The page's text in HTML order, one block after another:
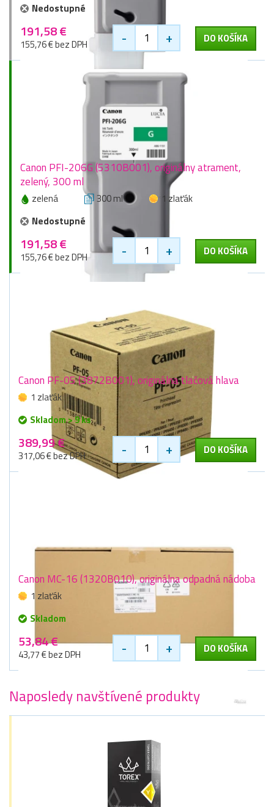
Nedostupné
191,58 €
155,76 € bez DPH - + DO KOŠÍKA
Canon PFI-206G (5310B001), originálny atrament,
zelený, 300 ml
zelená 300 ml
1 zlaťák
Nedostupné
191,58 €
155,76 € bez DPH - + DO KOŠÍKA
Canon PF-05 (3872B001), originálna tlačová hlava
1 zlaťák
Skladom > 9 ks
389,99 €
317,06 € bez DPH - + DO KOŠÍKA
Canon MC-16 (1320B010), originálna odpadná nádoba
1 zlaťák
Skladom
53,84 €
43,77 € bez DPH - + DO KOŠÍKA
Naposledy navštívené produkty